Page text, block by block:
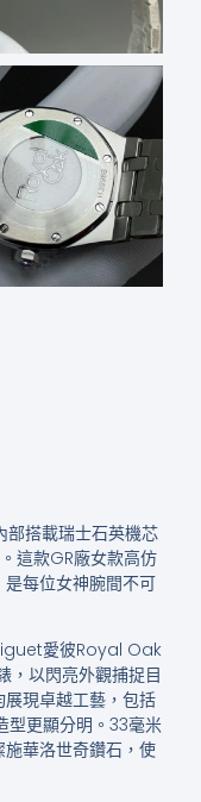
搭載瑞士石英機芯
這款GR廠女款高仿
每位女神腕間不可
愛彼Royal Oak
，以閃亮外觀捕捉目
現卓越工藝，包括
型更顯分明。33毫米
華洛世奇鑽石，使